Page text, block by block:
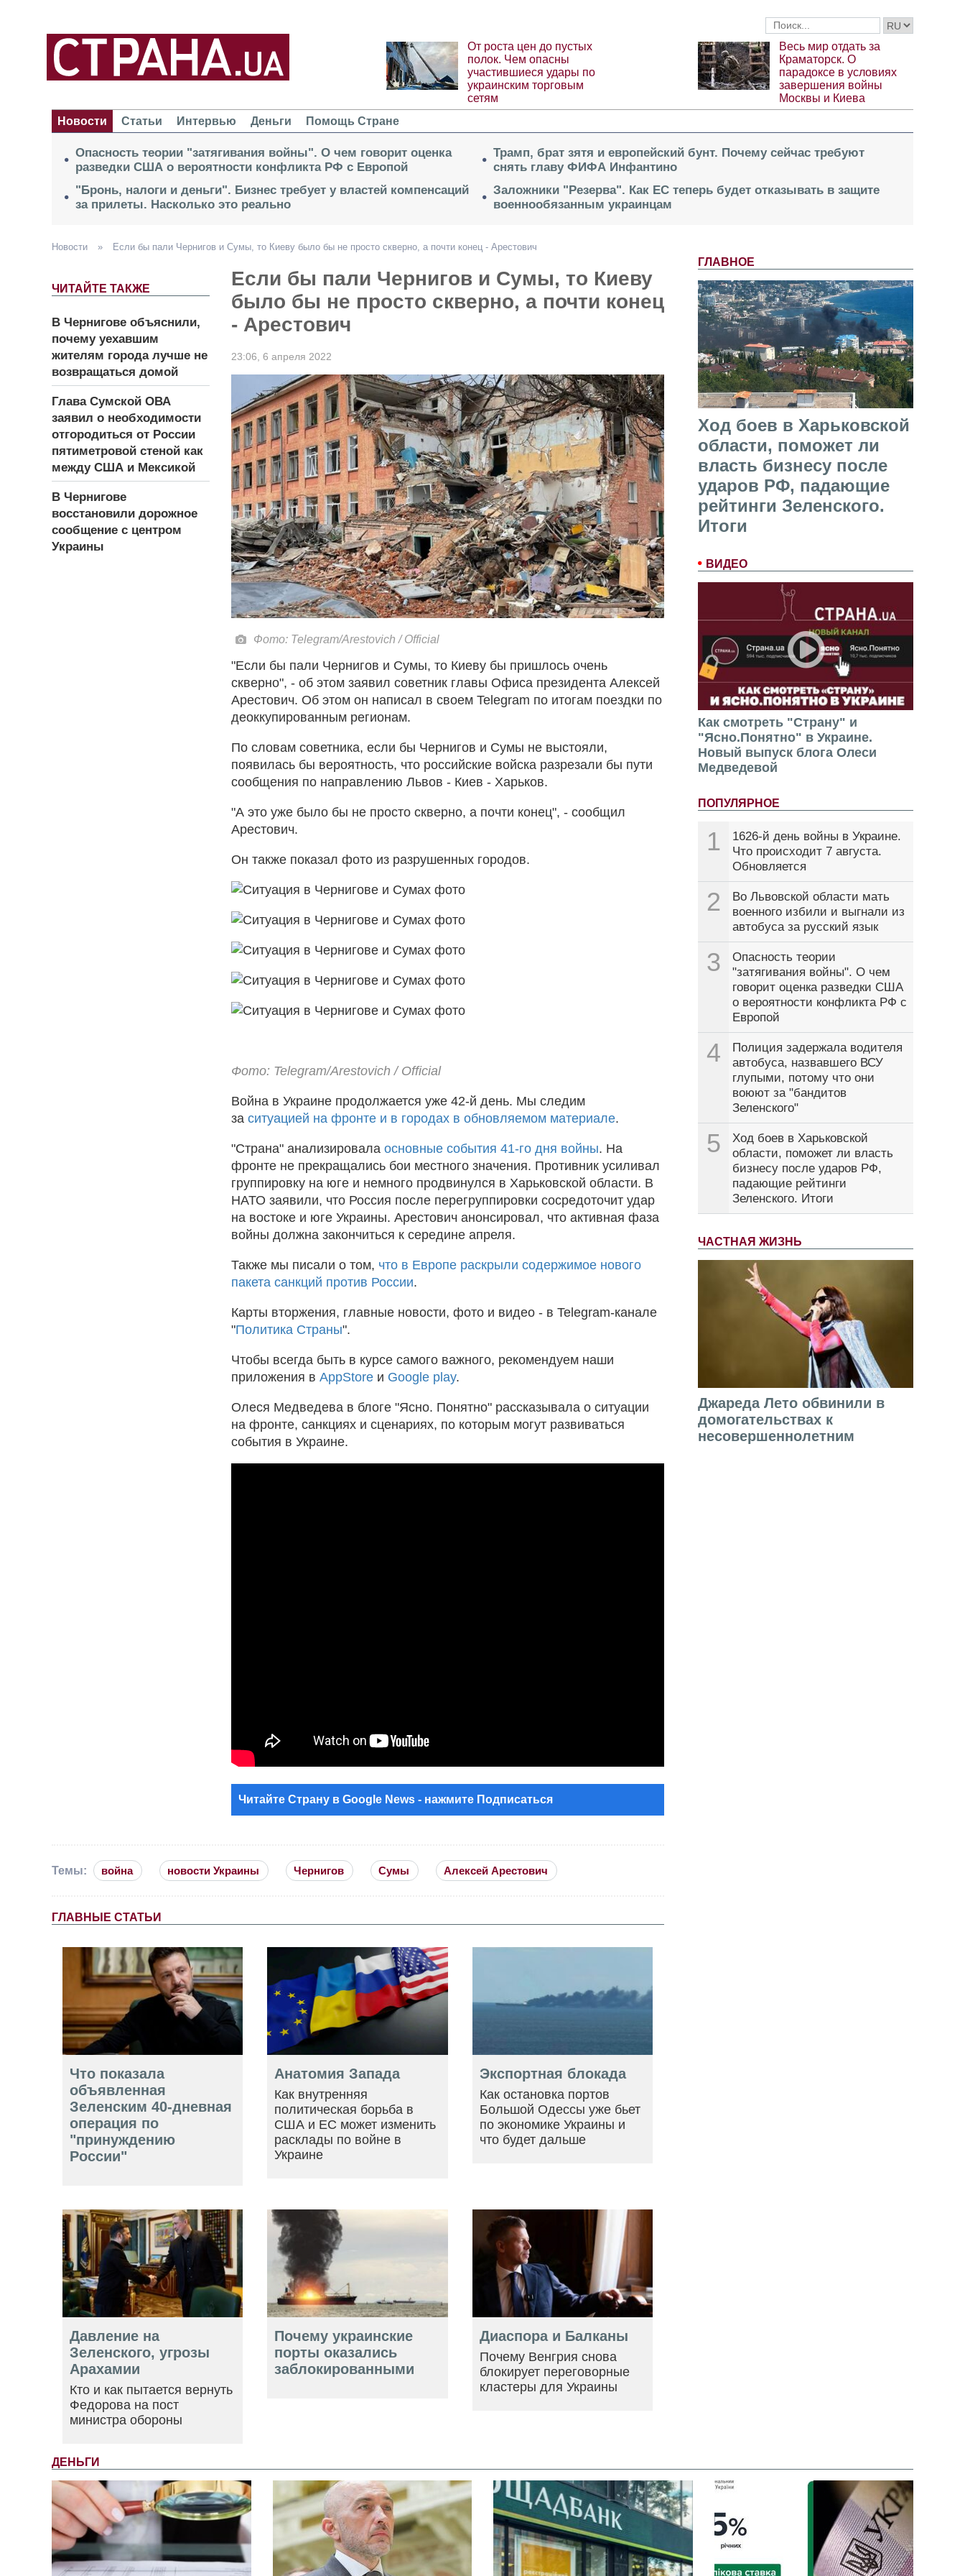
От роста цен до пустых
полок. Чем опасны
участившиеся удары по
украинским торговым
сетям
Весь мир отдать за
Краматорск. О
парадоксе в условиях
завершения войны
Москвы и Киева
Новости
Статьи Интервью Деньги Помощь Стране
Опасность теории "затягивания войны". О чем говорит оценка
разведки США о вероятности конфликта РФ с Европой
"Бронь, налоги и деньги". Бизнес требует у властей компенсаций
за прилеты. Насколько это реально
Трамп, брат зятя и европейский бунт. Почему сейчас требуют
снять главу ФИФА Инфантино
Заложники "Резерва". Как ЕС теперь будет отказывать в защите
военнообязанным украинцам
ГЛАВНОЕ
Ход боев в Харьковской
области, поможет ли
власть бизнесу после
ударов РФ, падающие
рейтинги Зеленского.
Итоги
ВИДЕО
Как смотреть "Страну" и
"Ясно.Понятно" в Украине.
Новый выпуск блога Олеси
Медведевой
ПОПУЛЯРНОЕ
1
1626-й день войны в Украине.
Что происходит 7 августа.
Обновляется
2
Во Львовской области мать
военного избили и выгнали из
автобуса за русский язык
3
Опасность теории
"затягивания войны". О чем
говорит оценка разведки США
о вероятности конфликта РФ с
Европой
4
Полиция задержала водителя
автобуса, назвавшего ВСУ
глупыми, потому что они
воюют за "бандитов
Зеленского"
5
Ход боев в Харьковской
области, поможет ли власть
бизнесу после ударов РФ,
падающие рейтинги
Зеленского. Итоги
ЧАСТНАЯ ЖИЗНЬ
Джареда Лето обвинили в
домогательствах к
несовершеннолетним
Новости » Если бы пали Чернигов и Сумы, то Киеву было бы не просто скверно, а почти конец - Арестович
ЧИТАЙТЕ ТАКЖЕ
В Чернигове объяснили,
почему уехавшим
жителям города лучше не
возвращаться домой
Глава Сумской ОВА
заявил о необходимости
отгородиться от России
пятиметровой стеной как
между США и Мексикой
В Чернигове
восстановили дорожное
сообщение с центром
Украины
Если бы пали Чернигов и Сумы, то Киеву
было бы не просто скверно, а почти конец
- Арестович
23:06, 6 апреля 2022
Фото: Telegram/Arestovich / Official
"Если бы пали Чернигов и Сумы, то Киеву бы пришлось очень
скверно", - об этом заявил советник главы Офиса президента Алексей
Арестович. Об этом он написал в своем Telegram по итогам поездки по
деоккупированным регионам.
По словам советника, если бы Чернигов и Сумы не выстояли,
появилась бы вероятность, что российские войска разрезали бы пути
сообщения по направлению Львов - Киев - Харьков.
"А это уже было бы не просто скверно, а почти конец", - сообщил
Арестович.
Он также показал фото из разрушенных городов.
Фото: Telegram/Arestovich / Official
Война в Украине продолжается уже 42-й день. Мы следим
за ситуацией на фронте и в городах в обновляемом материале.
"Страна" анализировала основные события 41-го дня войны. На
фронте не прекращались бои местного значения. Противник усиливал
группировку на юге и немного продвинулся в Харьковской области. В
НАТО заявили, что Россия после перегруппировки сосредоточит удар
на востоке и юге Украины. Арестович анонсировал, что активная фаза
войны должна закончиться к середине апреля.
Также мы писали о том, что в Европе раскрыли содержимое нового
пакета санкций против России.
Карты вторжения, главные новости, фото и видео - в Telegram-канале
"Политика Страны".
Чтобы всегда быть в курсе самого важного, рекомендуем наши
приложения в AppStore и Google play.
Олеся Медведева в блоге "Ясно. Понятно" рассказывала о ситуации
на фронте, санкциях и сценариях, по которым могут развиваться
события в Украине.
Читайте Страну в Google News - нажмите Подписаться
Темы: война новости Украины Чернигов Сумы Алексей Арестович
ГЛАВНЫЕ СТАТЬИ
Что показала
объявленная
Зеленским 40-дневная
операция по
"принуждению
России"
Анатомия Запада
Как внутренняя
политическая борьба в
США и ЕС может изменить
расклады по войне в
Украине
Экспортная блокада
Как остановка портов
Большой Одессы уже бьет
по экономике Украины и
что будет дальше
Давление на
Зеленского, угрозы
Арахамии
Кто и как пытается вернуть
Федорова на пост
министра обороны
Почему украинские
порты оказались
заблокированными
Диаспора и Балканы
Почему Венгрия снова
блокирует переговорные
кластеры для Украины
ДЕНЬГИ